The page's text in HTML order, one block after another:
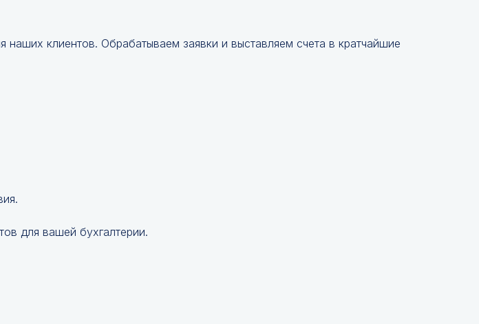
клиентов. Обрабатываем заявки и выставляем счета в кратчайшие
для вашей бухгалтерии.